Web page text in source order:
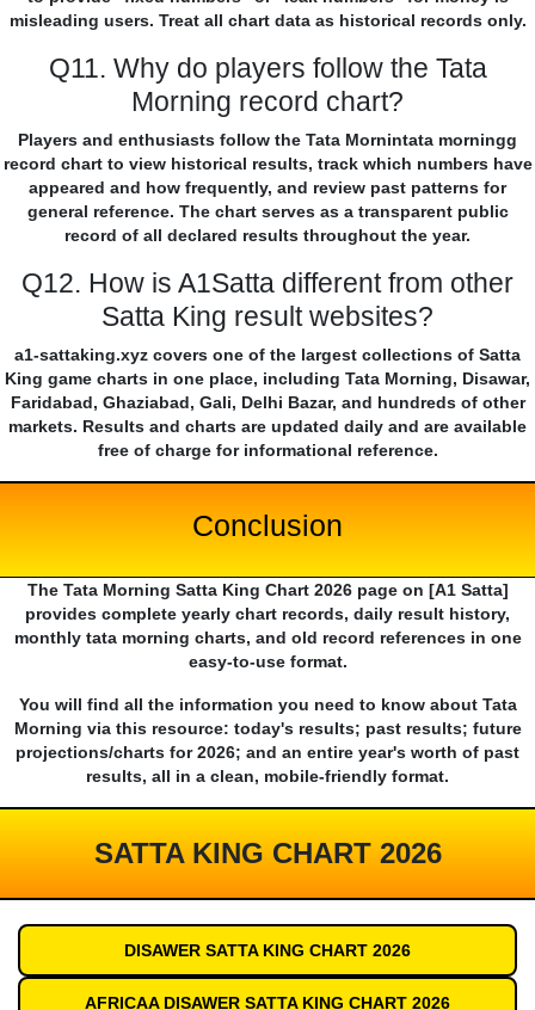
misleading users. Treat all chart data as historical records only.
Q11. Why do players follow the Tata
Morning record chart?
Players and enthusiasts follow the Tata Mornintata morningg
record chart to view historical results, track which numbers have
appeared and how frequently, and review past patterns for
general reference. The chart serves as a transparent public
record of all declared results throughout the year.
Q12. How is A1Satta different from other
Satta King result websites?
a1-sattaking.xyz covers one of the largest collections of Satta
King game charts in one place, including Tata Morning, Disawar,
Faridabad, Ghaziabad, Gali, Delhi Bazar, and hundreds of other
markets. Results and charts are updated daily and are available
free of charge for informational reference.
Conclusion
The Tata Morning Satta King Chart 2026 page on [A1 Satta]
provides complete yearly chart records, daily result history,
monthly tata morning charts, and old record references in one
easy-to-use format.
You will find all the information you need to know about Tata
Morning via this resource: today's results; past results; future
projections/charts for 2026; and an entire year's worth of past
results, all in a clean, mobile-friendly format.
SATTA KING CHART 2026
DISAWER SATTA KING CHART 2026
AFRICAA DISAWER SATTA KING CHART 2026